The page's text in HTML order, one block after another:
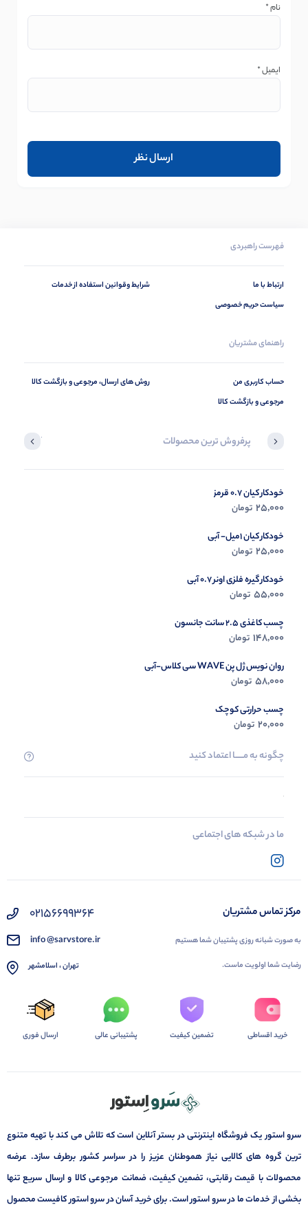
نام*
ایمیل*
فهرست راهبردی
ارتباط با ما
سیاست حریم خصوصی
شرایط وقوانین استفاده از خدمات
راهنمای مشتریان
حساب کاربری من
مرجوعی و بازگشت کالا
روش های ارسال، مرجوعی و بازگشت کالا
پرفروش ترین محصولات آخرین
خودکار کیان 0.7 قرمز
25,000 تومان
خودکار کیان 1میل- آبی
25,000 تومان
خودکار گیره فلزی اونر 0.7 آبی
55,000 تومان
چسب کاغذی 2.5 سانت جانسون
148,000 تومان
روان نویس ژل پن WAVE سی کلاس-آبی
58,000 تومان
چسب حرارتی کوچک
20,000 تومان
چگونه به مــــــا اعتماد کنید
ما در شبکه های اجتماعی
مرکز تماس مشتریان
به صورت شبانه روزی پشتیبان شما هستیم
رضایت شما اولویت ماست.
02156699364
info @sarvstore.ir
تهران ، اسلامشهر
خرید اقساطی تضمین کیفیت پشتیبانی عالی ارسال فوری
سرو استور یک فروشگاه اینترنتی در بستر آنلاین است که تلاش می کند با تهیه متنوع
ترین گروه های کالایی نیاز هموطنان عزیز را در سراسر کشور برطرف سازد. عرضه
محصولات با قیمت رقابتی، تضمین کیفیت، ضمانت مرجوعی کالا و ارسال سریع تنها
بخشی از خدمات ما در سرو استور است. برای خرید آسان در سرو استور کافیست محصول